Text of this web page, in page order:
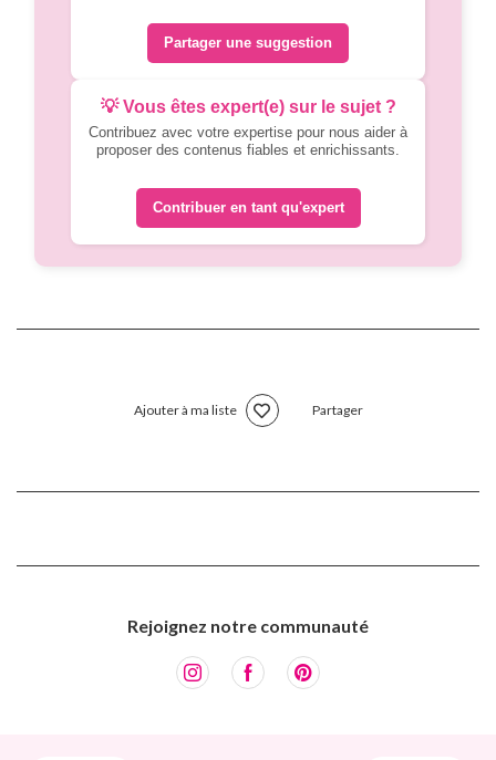
Partager une suggestion
💡 Vous êtes expert(e) sur le sujet ?
Contribuez avec votre expertise pour nous aider à
proposer des contenus fiables et enrichissants.
Contribuer en tant qu'expert
Ajouter à ma liste Partager
Rejoignez notre communauté